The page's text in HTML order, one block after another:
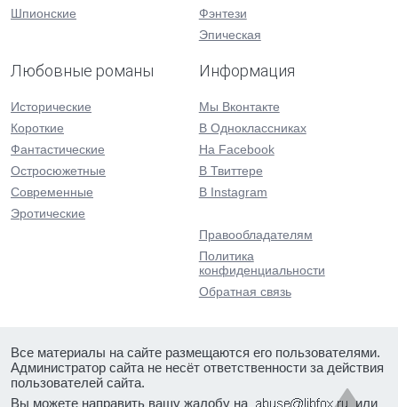
Шпионские
Фэнтези
Эпическая
Любовные романы
Исторические
Короткие
Фантастические
Остросюжетные
Современные
Эротические
Информация
Мы Вконтакте
В Одноклассниках
На Facebook
В Твиттере
В Instagram
Правообладателям
Политика
конфиденциальности
Обратная связь
Все материалы на сайте размещаются его пользователями.
Администратор сайта не несёт ответственности за действия
пользователей сайта.
Вы можете направить вашу жалобу на
или